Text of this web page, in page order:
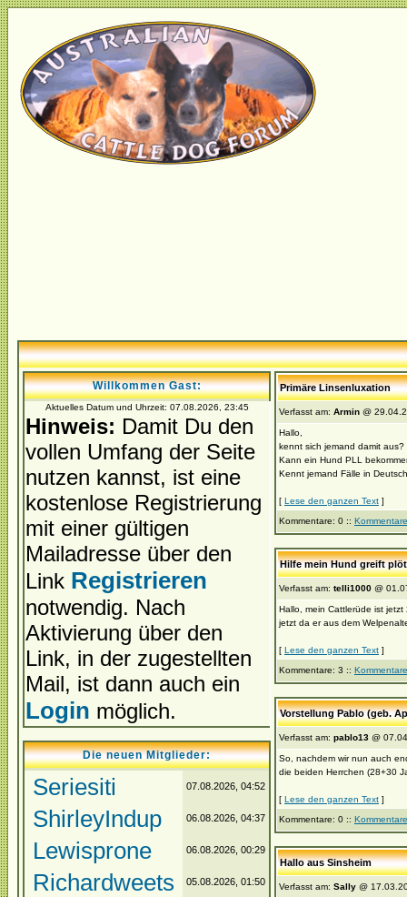
Willkommen Gast:
Aktuelles Datum und Uhrzeit: 07.08.2026, 23:45
Hinweis: Damit Du den
vollen Umfang der Seite
nutzen kannst, ist eine
kostenlose Registrierung
mit einer gültigen
Mailadresse über den
Link Registrieren
notwendig. Nach
Aktivierung über den
Link, in der zugestellten
Mail, ist dann auch ein
Login möglich.
Die neuen Mitglieder:
Seriesiti 07.08.2026, 04:52
ShirleyIndup 06.08.2026, 04:37
Lewisprone 06.08.2026, 00:29
Richardweets 05.08.2026, 01:50
Primäre Linsenluxation
Verfasst am: Armin @
Hallo,
kennt sich jemand damit aus?
Kann ein Hund PLL
Kennt jemand Fälle in
[ Lese den ganzen Text ]
Kommentare: 0 ::
Hilfe mein Hund greift
Verfasst am: telli1000 @
Hallo, mein Cattlerüde ist
jetzt da er aus dem
[ Lese den ganzen Text ]
Kommentare: 3 ::
Vorstellung Pablo (geb.
Verfasst am: pablo13 @
So, nachdem wir nun auch
die beiden Herrchen (28+30
[ Lese den ganzen Text ]
Kommentare: 0 ::
Hallo aus Sinsheim
Verfasst am: Sally @